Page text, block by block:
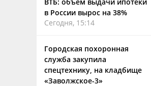
в России вырос на 38%
Сегодня, 15:14
Городская похоронная
служба закупила
спецтехнику, на кладбище
«Заволжское-3»